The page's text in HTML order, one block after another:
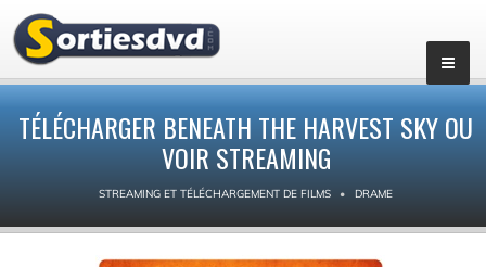
TÉLÉCHARGER BENEATH THE HARVEST SKY OU
VOIR STREAMING
STREAMING ET TÉLÉCHARGEMENT DE FILMS DRAME